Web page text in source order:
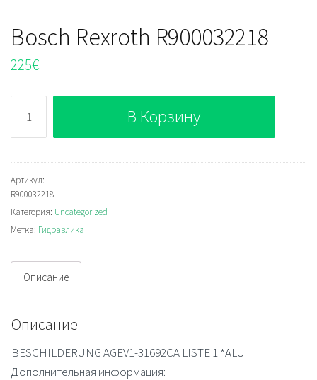
Bosch Rexroth R900032218
225€
Bosch
Rexroth
R900032218
В Корзину
Артикул:
R900032218
Категория: Uncategorized
Метка: Гидравлика
Описание
Описание
BESCHILDERUNG AGEV1-31692CA LISTE 1 *ALU
Дополнительная информация: